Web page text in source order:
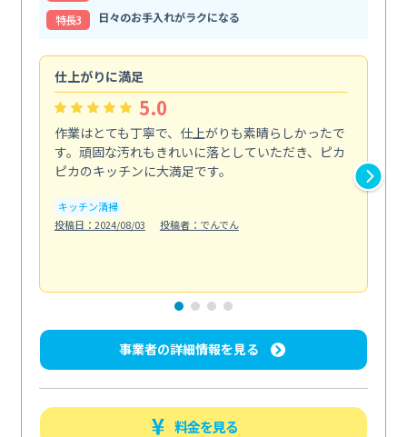
特⻑3
日々のお手入れがラクになる
仕上がりに満足
5.0
作業はとても丁寧で、仕上がりも素晴らしかったで
す。頑固な汚れもきれいに落としていただき、ピカ
ピカのキッチンに大満足です。
キッチン清掃
投稿日：2024/08/03
投稿者：でんでん
事業者の詳細情報を見る
料金を見る